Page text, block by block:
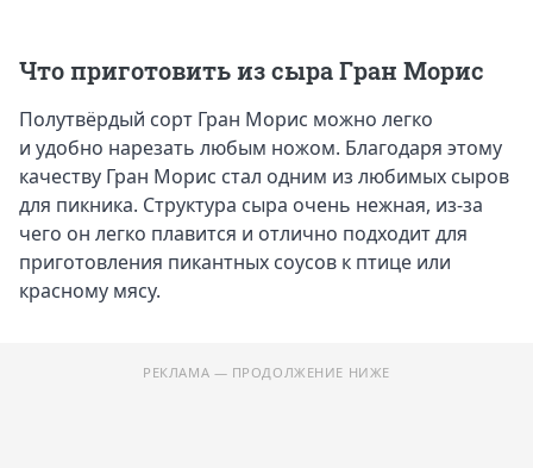
Что приготовить из сыра Гран Морис
Полутвёрдый сорт Гран Морис можно легко
и удобно нарезать любым ножом. Благодаря этому
качеству Гран Морис стал одним из любимых сыров
для пикника. Структура сыра очень нежная, из-за
чего он легко плавится и отлично подходит для
приготовления пикантных соусов к птице или
красному мясу.
РЕКЛАМА — ПРОДОЛЖЕНИЕ НИЖЕ